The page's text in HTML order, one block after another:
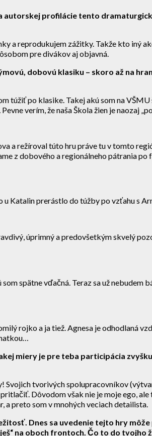
autorskej profilácie tento
a reprodukujem zážitky. Takže kto iný
pre divákov aj objavná.
dobovú klasiku – skoro až na
túžiť po klasike. Takej akú som na
verím, že naša Škola žien je naozaj
a režíroval túto hru práve tu v tomto
z dobového a regionálneho pátrania
Katalin prerástlo do túžby po vzťahu s
úprimný a predovšetkým skvelý
spätne vďačná. Teraz sa už nebudem
rojko a ja tiež. Agnesa je odhodlaná
miery je pre teba participácia
Svojich tvorivých spolupracovníkov
Dôvodom však nie je moje ego, ale
a preto som v mnohých veciach detailista.
Dnes sa uvedenie tejto hry
na oboch frontoch. Čo to do tvojho